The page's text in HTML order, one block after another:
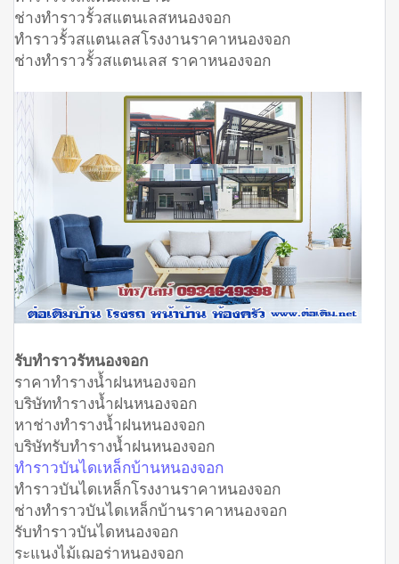
ช่างทำราวรั้วสแตนเลสหนองจอก
ทำราวรั้วสแตนเลสโรงงานราคาหนองจอก
ช่างทำราวรั้วสแตนเลส ราคาหนองจอก
รับทำราวรัหนองจอก
ราคาทำรางน้ำฝนหนองจอก
บริษัททำรางน้ำฝนหนองจอก
หาช่างทำรางน้ำฝนหนองจอก
บริษัทรับทำรางน้ำฝนหนองจอก
ทำราวบันไดเหล็กบ้านหนองจอก
ทำราวบันไดเหล็กโรงงานราคาหนองจอก
ช่างทำราวบันไดเหล็กบ้านราคาหนองจอก
รับทำราวบันไดหนองจอก
ระแนงไม้เฌอร่าหนองจอก